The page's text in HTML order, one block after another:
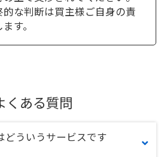
な判断は買主様ご自身の責
す。
くある質問
どういうサービスです